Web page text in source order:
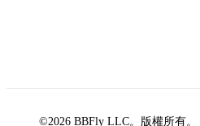
©2026 BBFly LLC。版權所有。